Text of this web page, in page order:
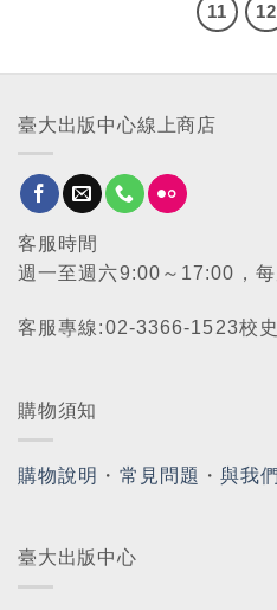
11
12
臺大出版中心線上商店
客服時間
週一至週六9:00～17:00，每
客服專線:02-3366-1523校
購物須知
購物說明 ・ 常見問題 ・與我
臺大出版中心